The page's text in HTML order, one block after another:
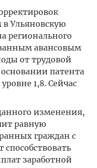
Ульяновскую
регионального
авансовым
от трудовой
патента
1,8. Сейчас
изменения,
равную
граждан с
заработной